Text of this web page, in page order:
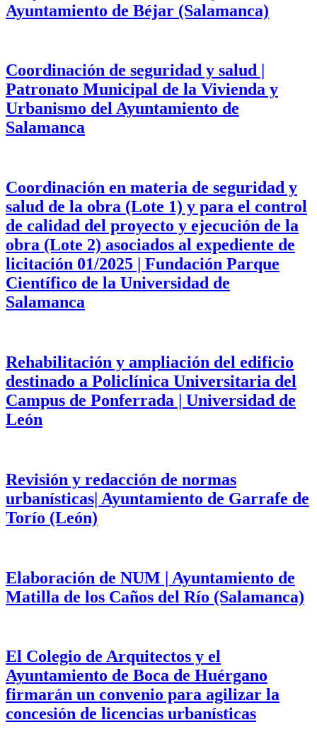
Ayuntamiento de Béjar (Salamanca)
Coordinación de seguridad y salud |
Patronato Municipal de la Vivienda y
Urbanismo del Ayuntamiento de
Salamanca
Coordinación en materia de seguridad y
salud de la obra (Lote 1) y para el control
de calidad del proyecto y ejecución de la
obra (Lote 2) asociados al expediente de
licitación 01/2025 | Fundación Parque
Científico de la Universidad de
Salamanca
Rehabilitación y ampliación del edificio
destinado a Policlínica Universitaria del
Campus de Ponferrada | Universidad de
León
Revisión y redacción de normas
urbanísticas| Ayuntamiento de Garrafe de
Torío (León)
Elaboración de NUM | Ayuntamiento de
Matilla de los Caños del Río (Salamanca)
El Colegio de Arquitectos y el
Ayuntamiento de Boca de Huérgano
firmarán un convenio para agilizar la
concesión de licencias urbanísticas